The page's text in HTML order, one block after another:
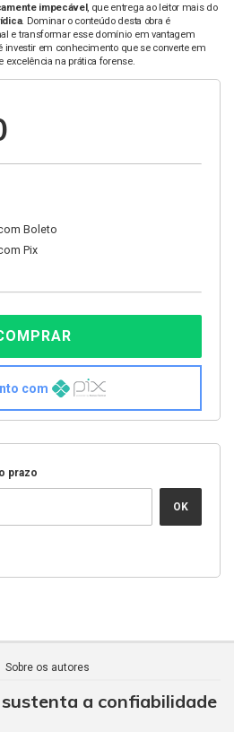
impecável, que entrega ao leitor mais do
. Dominar o conteúdo desta obra é
e transformar esse domínio em vantagem
em conhecimento que se converte em
excelência na prática forense.
Boleto
Pix
com
prazo
OK
Sobre os autores
a confiabilidade